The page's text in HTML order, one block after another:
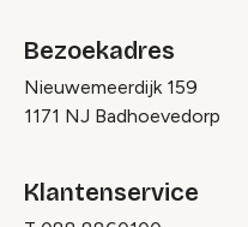
Bezoekadres
Nieuwemeerdijk 159
1171 NJ Badhoevedorp
Klantenservice